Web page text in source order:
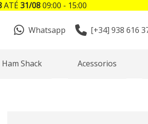
Whatsapp [+34] 938 616
Ham Shack Acessorios
ATÉ31/0809:00 - 15:00